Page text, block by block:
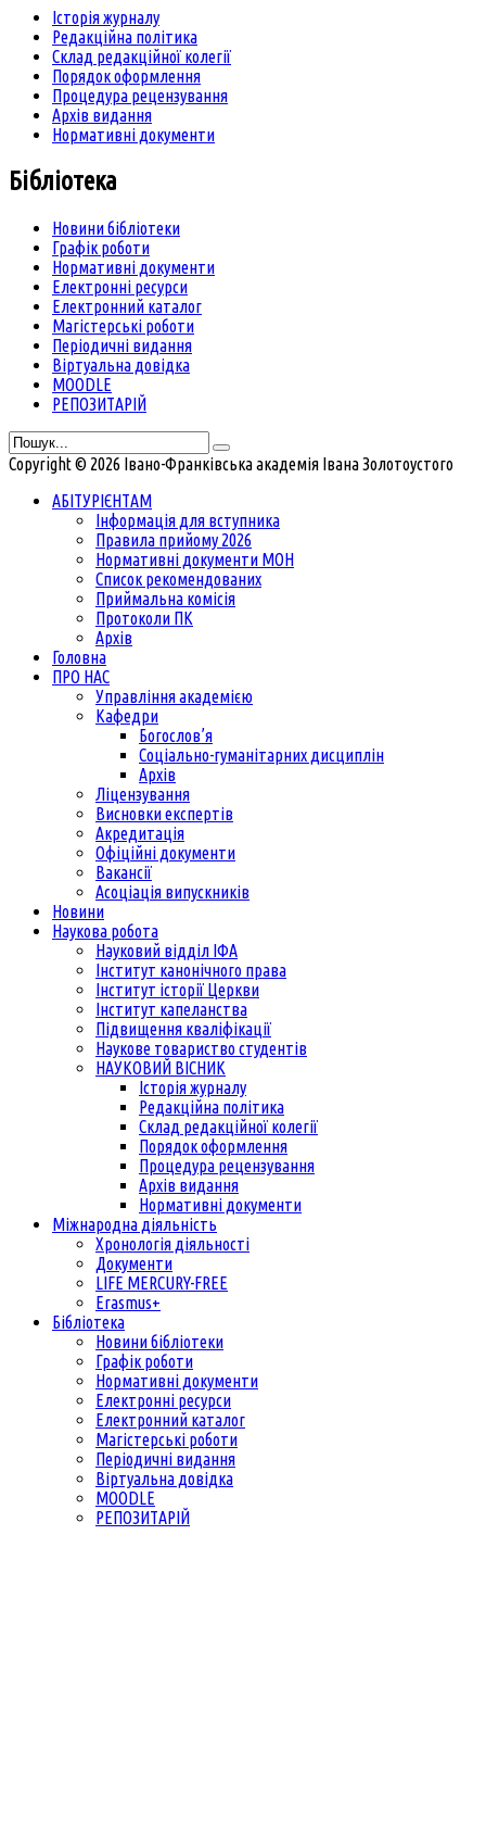
Історія журналу
Редакційна політика
Склад редакційної колегії
Порядок оформлення
Процедура рецензування
Архів видання
Нормативні документи
Бібліотека
Новини бібліотеки
Графік роботи
Нормативні документи
Електронні ресурси
Електронний каталог
Магістерські роботи
Періодичні видання
Віртуальна довідка
MOODLE
РЕПОЗИТАРІЙ
Copyright © 2026 Івано-Франківська академія Івана Золотоустого
АБІТУРІЄНТАМ
Інформація для вступника
Правила прийому 2026
Нормативні документи МОН
Список рекомендованих
Приймальна комісія
Протоколи ПК
Архів
Головна
ПРО НАС
Управління академією
Кафедри
Богослов’я
Соціально-гуманітарних дисциплін
Архів
Ліцензування
Висновки експертів
Акредитація
Офіційні документи
Вакансії
Асоціація випускників
Новини
Наукова робота
Науковий відділ ІФА
Інститут канонічного права
Інститут історії Церкви
Інститут капеланства
Підвищення кваліфікації
Наукове товариство студентів
НАУКОВИЙ ВІСНИК
Історія журналу
Редакційна політика
Склад редакційної колегії
Порядок оформлення
Процедура рецензування
Архів видання
Нормативні документи
Міжнародна діяльність
Хронологія діяльності
Документи
LIFE MERCURY-FREE
Erasmus+
Бібліотека
Новини бібліотеки
Графік роботи
Нормативні документи
Електронні ресурси
Електронний каталог
Магістерські роботи
Періодичні видання
Віртуальна довідка
MOODLE
РЕПОЗИТАРІЙ